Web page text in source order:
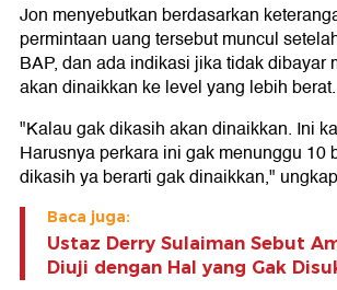
Jon menyebutkan berdasarkan
permintaan uang tersebut muncul
BAP, dan ada indikasi jika tidak dibayar
akan dinaikkan ke level yang lebih berat.
"Kalau gak dikasih akan dinaikkan. Ini
Harusnya perkara ini gak menunggu 10
dikasih ya berarti gak dinaikkan,"
Baca juga:
Ustaz Derry Sulaiman Sebut
Diuji dengan Hal yang Gak